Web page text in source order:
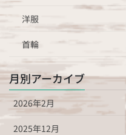
洋服
首輪
月別アーカイブ
2026年2月
2025年12月